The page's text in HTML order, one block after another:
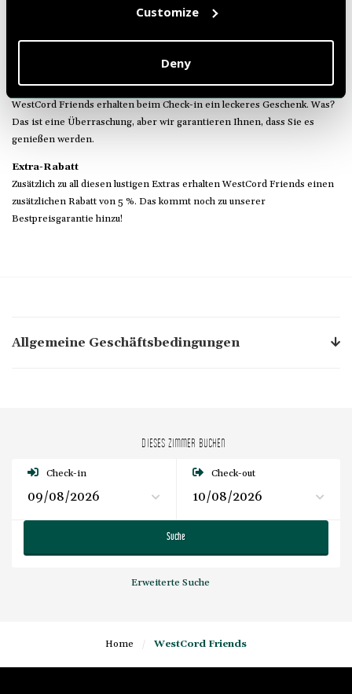
Customize
Deny
NOCH MEHR VORTEILE
Überraschung!
WestCord Friends erhalten beim Check-in ein leckeres Geschenk. Was?
Das ist eine Überraschung, aber wir garantieren Ihnen, dass Sie es
genießen werden.
Extra-Rabatt
Zusätzlich zu all diesen lustigen Extras erhalten WestCord Friends einen
zusätzlichen Rabatt von 5 %. Das kommt noch zu unserer
Bestpreisgarantie hinzu!
Allgemeine Geschäftsbedingungen
DIESES ZIMMER BUCHEN
Check-in Check-out
Suche
Erweiterte Suche
Home / WestCord Friends